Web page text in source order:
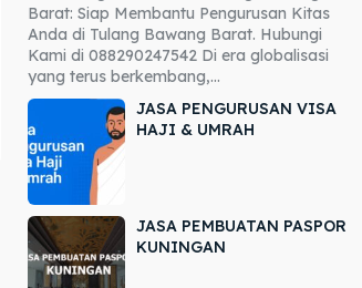
Barat: Siap Membantu Pengurusan Kitas
Anda di Tulang Bawang Barat. Hubungi
Kami di 088290247542 Di era globalisasi
yang terus berkembang,...
JASA PENGURUSAN VISA
HAJI & UMRAH
JASA PEMBUATAN PASPOR
KUNINGAN